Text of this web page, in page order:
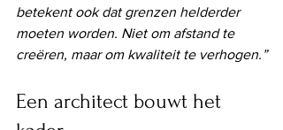
betekent ook dat grenzen helderder
moeten worden. Niet om afstand te
creëren, maar om kwaliteit te verhogen.”
Een architect bouwt het